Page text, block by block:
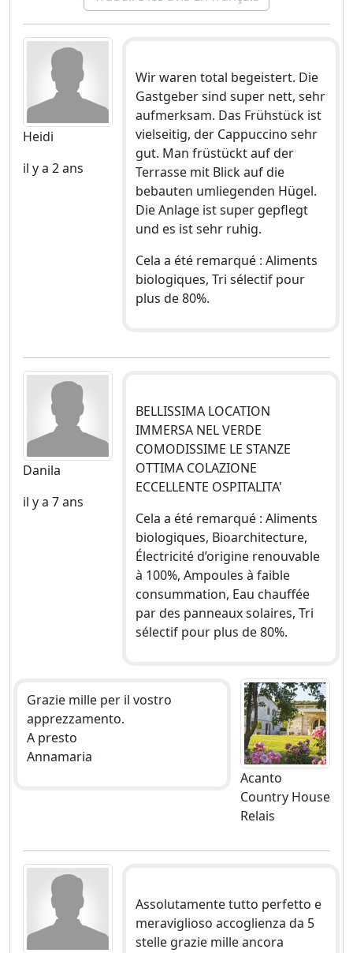
Heidi
il y a 2 ans
Wir waren total begeistert. Die
Gastgeber sind super nett, sehr
aufmerksam. Das Frühstück ist
vielseitig, der Cappuccino sehr
gut. Man früstückt auf der
Terrasse mit Blick auf die
bebauten umliegenden Hügel.
Die Anlage ist super gepflegt
und es ist sehr ruhig.
Cela a été remarqué : Aliments
biologiques, Tri sélectif pour
plus de 80%.
Danila
il y a 7 ans
BELLISSIMA LOCATION
IMMERSA NEL VERDE
COMODISSIME LE STANZE
OTTIMA COLAZIONE
ECCELLENTE OSPITALITA'
Cela a été remarqué : Aliments
biologiques, Bioarchitecture,
Électricité d’origine renouvable
à 100%, Ampoules à faible
consummation, Eau chauffée
par des panneaux solaires, Tri
sélectif pour plus de 80%.
Grazie mille per il vostro
apprezzamento.
A presto
Annamaria
Acanto
Country House
Relais
Assolutamente tutto perfetto e
meraviglioso accoglienza da 5
stelle grazie mille ancora